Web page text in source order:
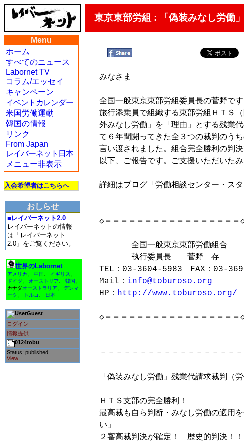
東京東部労組 : 「偽装みなし労働
Menu
ホーム
すべてのニュース
Labornet TV
コラム/エッセイ
キャンペーン
イベントカレンダー
米国労働運動
韓国の情報
リンク
From Japan
レイバーネット日本
メニュー非表示
入会希望者はこちらへ
おしらせ
■レイバーネット2.0
レイバーネットの情報
は「レイバーネット
2.0」をご覧ください。
世界のLabornet
アメリカ 中国 イギリス
ドイツ
オーストリア 韓国
カナダオーストラリア
デンマ
ーク
トルコ 日本
Guest
ログイン
情報提供
0124tobu
Status: published
View
みなさま
全国一般東京東部労組委員長の菅野です
旅行添乗員で組織する東部労組ＨＴＳ
外みなし労働」を「理由」とする残業
て６年間闘ってきた全３つの裁判のう
言い渡されました。組合完全勝利の判決
以下、ご報告です。ご支援いただいた
詳細はブログ「労働相談センター・ス
◇＝＝＝＝＝＝＝＝＝＝＝＝＝＝＝＝＝
全国一般東京東部労働組合
執行委員長　　菅野　存
TEL：03-3604-5983　FAX：03-
Mail： info@toburoso.org
HP： http://www.toburoso.org/
◇＝＝＝＝＝＝＝＝＝＝＝＝＝＝＝＝＝
－－－－－－－－－－－－－－－－－
「偽装みなし労働」残業代請求裁判（
ＨＴＳ支部の完全勝利！
最高裁も自ら判断・みなし労働の適用
い」
２審高裁判決が確定！　歴史的判決！！